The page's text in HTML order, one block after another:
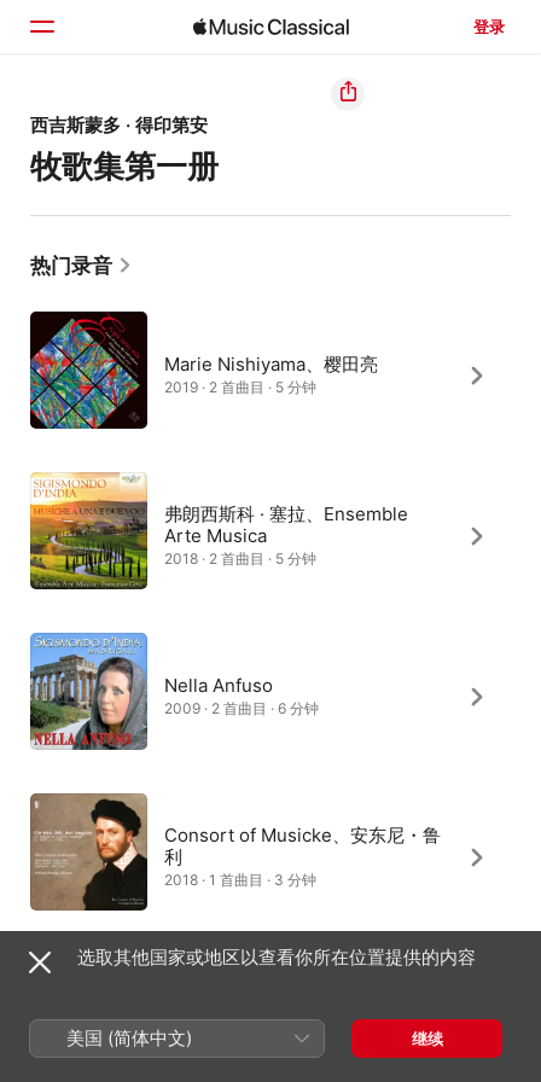
登录
主页
浏览
搜索
西吉斯蒙多 · 得印第安
牧歌集第一册
热门录音
Marie Nishiyama、樱田亮
2019 · 2 首曲目 · 5 分钟
弗朗西斯科 · 塞拉、Ensemble
Arte Musica
2018 · 2 首曲目 · 5 分钟
Nella Anfuso
2009 · 2 首曲目 · 6 分钟
Consort of Musicke、安东尼・鲁
利
2018 · 1 首曲目 · 3 分钟
娜、Private Musicke
2010 · 1 首曲目 · 2 分钟
选取其他国家或地区以查看你所在位置提供的内容
美国 (简体中文) 继续